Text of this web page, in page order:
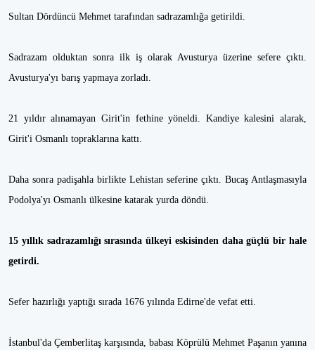
Sultan Dördüncü Mehmet tarafından sadrazamlığa getirildi.
Sadrazam olduktan sonra ilk iş olarak Avusturya üzerine sefere çıktı.
Avusturya'yı barış yapmaya zorladı.
21 yıldır alınamayan Girit'in fethine yöneldi. Kandiye kalesini alarak,
Girit'i Osmanlı topraklarına kattı.
Daha sonra padişahla birlikte Lehistan seferine çıktı. Bucaş Antlaşmasıyla
Podolya'yı Osmanlı ülkesine katarak yurda döndü.
15 yıllık sadrazamlığı sırasında ülkeyi eskisinden daha güçlü bir hale
getirdi.
Sefer hazırlığı yaptığı sırada 1676 yılında Edirne'de vefat etti.
İstanbul'da Çemberlitaş karşısında, babası Köprülü Mehmet Paşanın yanına